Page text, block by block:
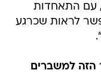
עם התאחדות
לראות שכרגע
הזה למשברים